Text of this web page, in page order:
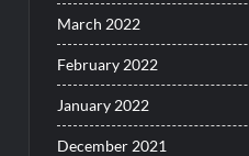
March 2022
February 2022
January 2022
December 2021